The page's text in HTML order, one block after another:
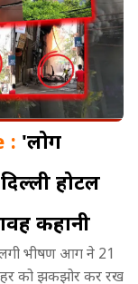
: 'लोग
होटल
कहानी
लगी भीषण आग ने 21
को झकझोर कर रख